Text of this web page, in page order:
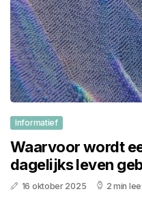
Informatief
Waarvoor wordt
dagelijks leven
16 oktober 2025 2 min